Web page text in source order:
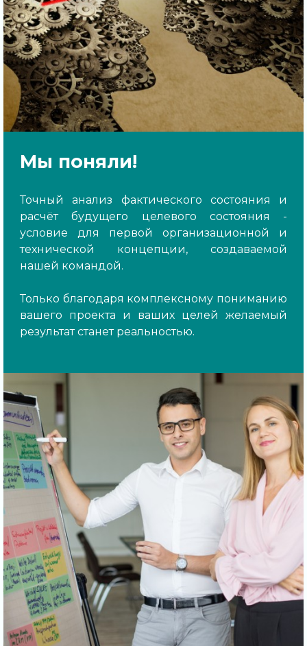
Мы поняли!
Точный анализ фактического состояния и
расчёт будущего целевого состояния -
условие для первой организационной и
технической концепции, создаваемой
нашей командой.
Только благодаря комплексному пониманию
вашего проекта и ваших целей желаемый
результат станет реальностью.